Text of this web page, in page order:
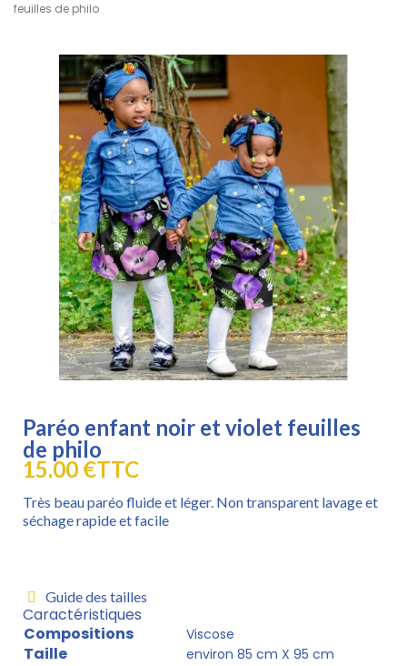
feuilles de philo
Paréo enfant noir et violet feuilles
de philo
15,00 €TTC
Très beau paréo fluide et léger. Non transparent lavage et
séchage rapide et facile
Guide des tailles
Caractéristiques
Compositions
Viscose
Taille environ 85 cm X 95 cm